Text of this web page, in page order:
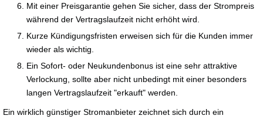
Mit einer Preisgarantie gehen Sie sicher, dass der Strompreis
während der Vertragslaufzeit nicht erhöht wird.
Kurze Kündigungsfristen erweisen sich für die Kunden immer
wieder als wichtig.
Ein Sofort- oder Neukundenbonus ist eine sehr attraktive
Verlockung, sollte aber nicht unbedingt mit einer besonders
langen Vertragslaufzeit "erkauft" werden.
Ein wirklich günstiger Stromanbieter zeichnet sich durch ein